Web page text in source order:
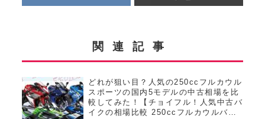
関連記事
どれが狙い目？人気の250ccフルカウル
スポーツの国内5モデルの中古相場を比
較してみた！【チョイフル！人気中古バ
イクの相場比較 250ccフルカウルバイ